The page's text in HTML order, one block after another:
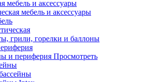
мебель и аксессуары
мебель и аксессуары
грили, горелки и баллоны
и периферия Просмотреть